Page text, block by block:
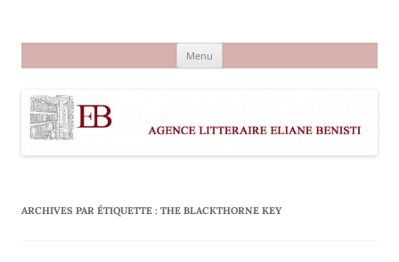
Menu
ARCHIVES PAR ÉTIQUETTE : THE BLACKTHORNE KEY